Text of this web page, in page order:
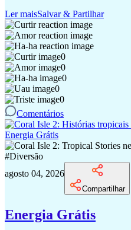
Ler maisSalvar & Partilhar
0
0
0
0
0
Comentários
Energia Grátis
#Diversão
agosto 04, 2026
Compartilhar
Energia Grátis